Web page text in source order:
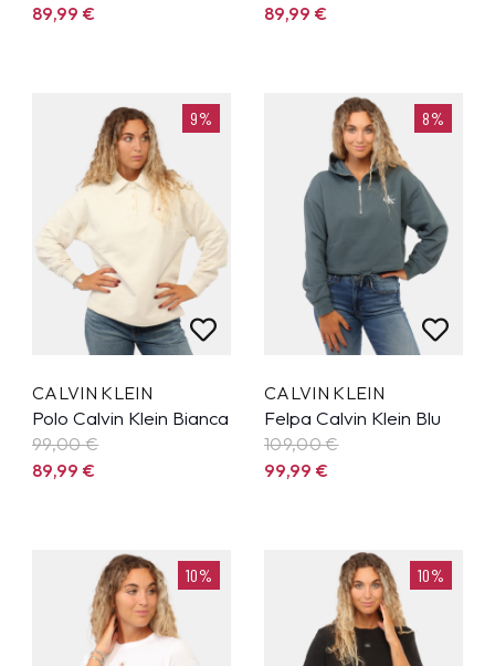
89,99€
89,99€
9%
CALVIN KLEIN
Polo Calvin Klein Bianca
99,00 €
89,99€
8%
CALVIN KLEIN
Felpa Calvin Klein Blu
109,00 €
99,99€
10% 10%